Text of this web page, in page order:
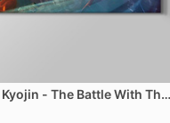
- The Battle With The